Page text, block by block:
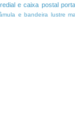
e caixa postal portal
e bandeira lustre